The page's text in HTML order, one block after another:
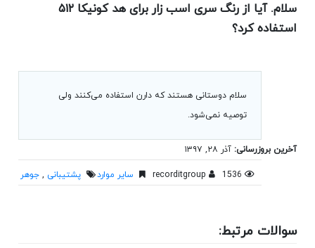
سلام. آیا از رنگ سری اسب زار برای هد کونیکا ۵۱۲
استفاده کرد؟
سلام دوستانی هستند که دارن استفاده می‌کنند ولی
توصیه نمی‌شود.
آخرین بروزرسانی: آذر ۲۸, ۱۳۹۷
1536
سایر موارد پشتیبانی ,جوهر
سوالات مرتبط: